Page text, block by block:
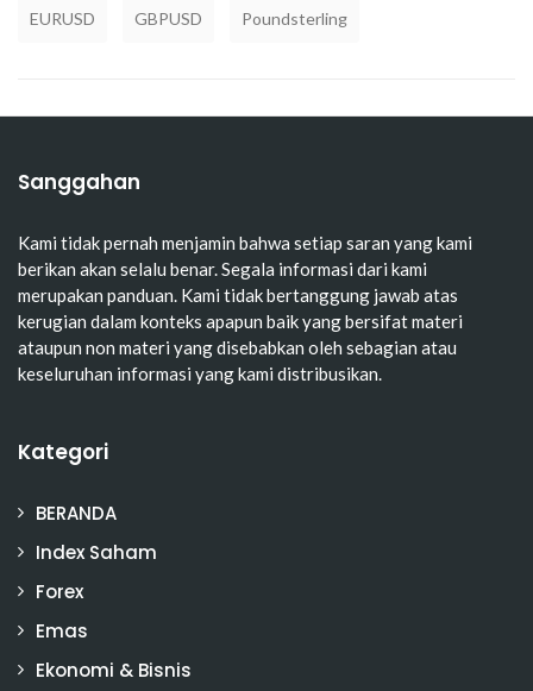
EURUSD GBPUSD Poundsterling
Sanggahan
Kami tidak pernah menjamin bahwa setiap saran yang kami
berikan akan selalu benar. Segala informasi dari kami
merupakan panduan. Kami tidak bertanggung jawab atas
kerugian dalam konteks apapun baik yang bersifat materi
ataupun non materi yang disebabkan oleh sebagian atau
keseluruhan informasi yang kami distribusikan.
Kategori
BERANDA
Index Saham
Forex
Emas
Ekonomi & Bisnis